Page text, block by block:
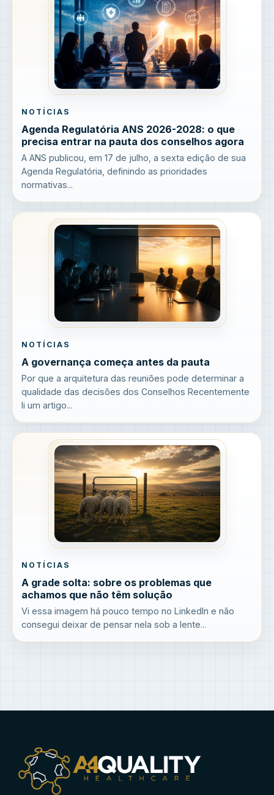
NOTÍCIAS
Agenda Regulatória ANS 2026-2028: o que
precisa entrar na pauta dos conselhos agora
A ANS publicou, em 17 de julho, a sexta edição de sua
Agenda Regulatória, definindo as prioridades
normativas...
NOTÍCIAS
A governança começa antes da pauta
Por que a arquitetura das reuniões pode determinar a
qualidade das decisões dos Conselhos Recentemente
li um artigo...
NOTÍCIAS
A grade solta: sobre os problemas que
achamos que não têm solução
Vi essa imagem há pouco tempo no LinkedIn e não
consegui deixar de pensar nela sob a lente...